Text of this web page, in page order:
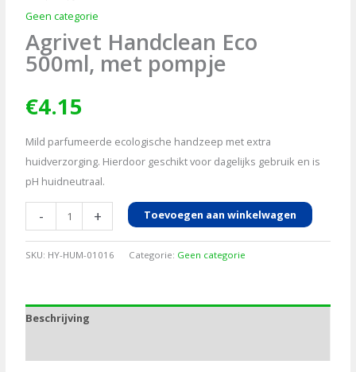
Geen categorie
Agrivet Handclean Eco
500ml, met pompje
€4.15
Mild parfumeerde ecologische handzeep met extra
huidverzorging. Hierdoor geschikt voor dagelijks gebruik en is
pH huidneutraal.
-
Handclean
Eco
pompje
aantal
+ Toevoegen aan winkelwagen
SKU: HY-HUM-01016 Categorie: Geen categorie
Beschrijving